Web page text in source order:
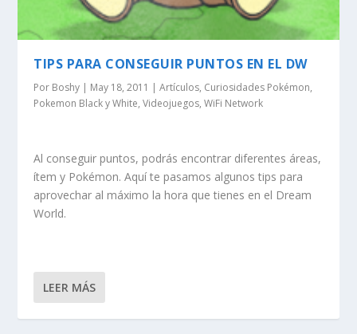
TIPS PARA CONSEGUIR PUNTOS EN EL DW
Por Boshy | May 18, 2011 |Artículos, Curiosidades Pokémon,
Pokemon Black y White,Videojuegos,WiFi Network
Al conseguir puntos, podrás encontrar diferentes áreas,
ítem y Pokémon. Aquí te pasamos algunos tips para
aprovechar al máximo la hora que tienes en el Dream
World.
LEER MÁS